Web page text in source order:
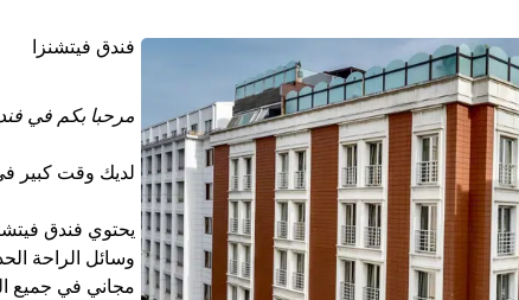
فندق فيتشنزا
مرحبا بكم في
لديك وقت كبير
مجاني في جميع